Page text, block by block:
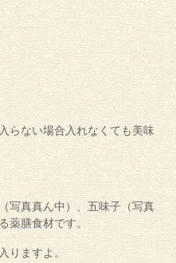
らない場合入れなくても美味
写真真ん中）、五味子（写真
薬膳食材です。
りますよ。